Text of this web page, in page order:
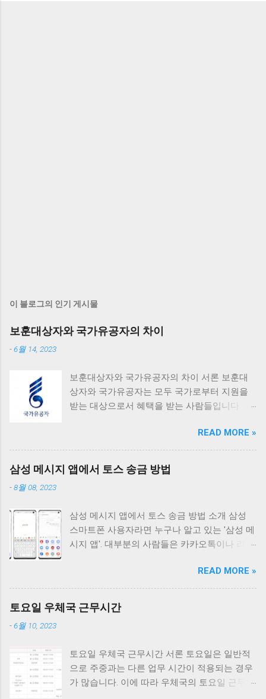
이 블로그의 인기 게시물
보훈대상자와 국가유공자의 차이
-6월 14, 2023
보훈대상자와 국가유공자의 차이 서론 보훈대
상자와 국가유공자는 모두 국가로부터 지원을
받는 대상으로서 혜택을 받는 사람들입니다. 하
오늘은 이 두 가지 개념의 정의, 혜택, 신청 절차,
그리고 법적 근거 등에 대해 자세히 살펴보도록
하겠습니다. 보훈대상자란? 보훈대상자란 국가
보훈처의 지원 대상자로, 다양한 종류와 내용을
를 위해 공헌하거나 희생한 사람을 의미합니다.
국가유공자 및 그 가족들은 "국가유공자 등 예우
및 지원에 관한 법률"에 따라 예우와 각종 혜택
국가유공자들의 분류입니다. 독립유공자 순국
선열 애국지사 전몰군경, 전상군경, 순직군경, 공
상군경 무공수훈자, 보국수훈자 6.25 참전 재일
로 순직자, 상이자, 공로자 전투종사군무원 등의
사망자, 상이자 6.18자 유상이자 개별 법령에 의
거 등록되는 국가유공자 2. 5.18 민주화운동유공
READ MORE »
삼성 메시지 앱에서 토스 송금 방법
-8월 08, 2023
삼성 메시지 앱에서 토스 송금 방법 소개 삼성
스마트폰 사용자라면 누구나 알고 있는 '삼성 메
시지 앱'. 대부분의 사람들은 카카오톡이나 라인
만, 삼성 메시지 앱 또한 많은 기능들이 탑재되
어 있어 간편하게 사용이 가능합니다. 그 중에서
도 가장 주목받는 기능은 바로 '토스 송금' 기능
입니다. 토스 송금의 간편함 토스 송금의 장점은
성 메시지 앱에서는 어떻게 송금을 하는지, 상세
한 방법을 알아봅시다. 삼성 메시지 앱을 통한
토스 송금 방법 '기본 메시지' 앱 실행 삼성 스마
READ MORE »
토요일 우체국 근무시간
-6월 10, 2023
토요일 우체국 근무시간 서론 토요일은 일반적
으로 주중과는 다른 업무 시간이 적용되는 경우
가 많습니다. 이에 따라 우체국의 토요일 근무시